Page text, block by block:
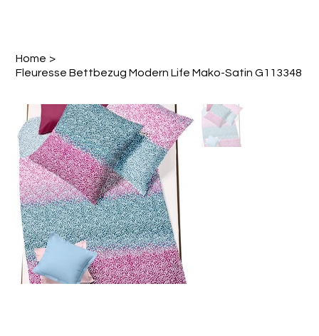
Home >
Fleuresse Bettbezug Modern Life Mako-Satin G113348